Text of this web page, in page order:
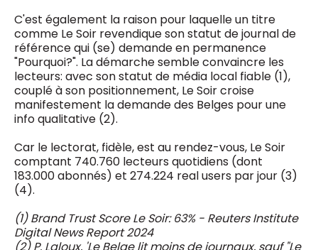
C'est également la raison pour laquelle un titre
comme Le Soir revendique son statut de journal de
référence qui (se) demande en permanence
"Pourquoi?". La démarche semble convaincre les
lecteurs: avec son statut de média local fiable (1),
couplé à son positionnement, Le Soir croise
manifestement la demande des Belges pour une
info qualitative (2).
Car le lectorat, fidèle, est au rendez-vous, Le Soir
comptant 740.760 lecteurs quotidiens (dont
183.000 abonnés) et 274.224 real users par jour (3)
(4).
(1) Brand Trust Score Le Soir: 63% - Reuters Institute
Digital News Report 2024